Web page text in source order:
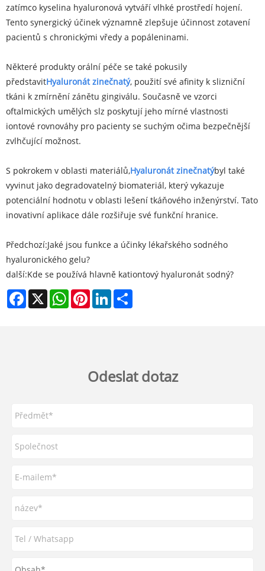
zatímco kyselina hyaluronová vytváří vlhké prostředí hojení.
Tento synergický účinek významně zlepšuje účinnost zotavení
pacientů s chronickými vředy a popáleninami.
Některé produkty orální péče se také pokusily
představitHyaluronát zinečnatý, použití své afinity k slizniční
tkáni k zmírnění zánětu gingiválu. Současně ve vzorci
oftalmických umělých slz poskytují jeho mírné vlastnosti
iontové rovnováhy pro pacienty se suchým očima bezpečnější
zvlhčující možnost.
S pokrokem v oblasti materiálů,Hyaluronát zinečnatýbyl také
vyvinut jako degradovatelný biomateriál, který vykazuje
potenciální hodnotu v oblasti lešení tkáňového inženýrství. Tato
inovativní aplikace dále rozšiřuje své funkční hranice.
Předchozí:Jaké jsou funkce a účinky lékařského sodného
hyaluronického gelu?
další:Kde se používá hlavně kationtový hyaluronát sodný?
Facebook
X WhatsAppPinterestLinkedIn
Odeslat dotaz